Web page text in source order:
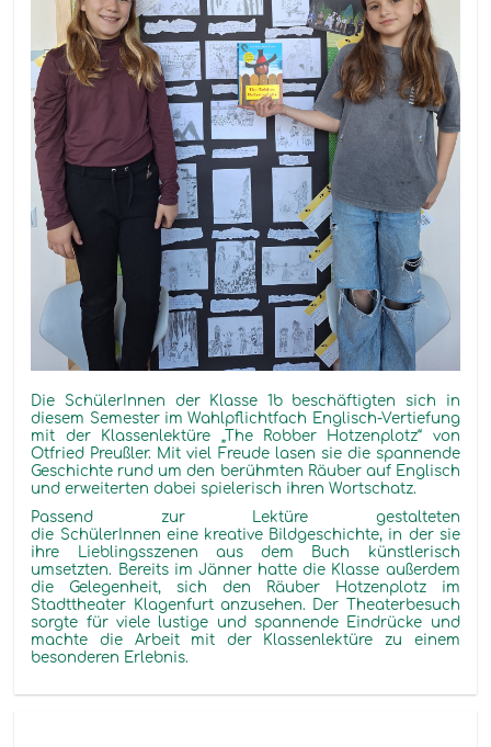
Die SchülerInnen der Klasse 1b beschäftigten sich in
diesem Semester im Wahlpflichtfach Englisch-Vertiefung
mit der Klassenlektüre
„The Robber Hotzenplotz“
von
Otfried Preußler. Mit viel Freude lasen sie die spannende
Geschichte rund um den berühmten Räuber auf Englisch
und erweiterten dabei spielerisch ihren Wortschatz.
Passend zur Lektüre gestalteten
die SchülerInnen eine kreative Bildgeschichte, in der sie
ihre Lieblingsszenen aus dem Buch künstlerisch
umsetzten. Bereits im Jänner hatte die Klasse außerdem
die Gelegenheit, sich den Räuber Hotzenplotz im
Stadttheater Klagenfurt anzusehen. Der Theaterbesuch
sorgte für viele lustige und spannende Eindrücke und
machte die Arbeit mit der Klassenlektüre zu einem
besonderen Erlebnis.